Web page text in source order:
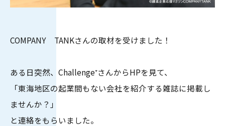
COMPANY TANKさんの取材を受けました！
ある日突然、Challenge⁺さんからHPを見て、
「東海地区の起業間もない会社を紹介する雑誌に掲載し
ませんか？」
と連絡をもらいました。